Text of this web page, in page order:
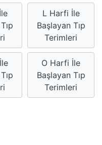
L Harfi İle
Başlayan Tıp
Terimleri
O Harfi İle
Başlayan Tıp
Terimleri